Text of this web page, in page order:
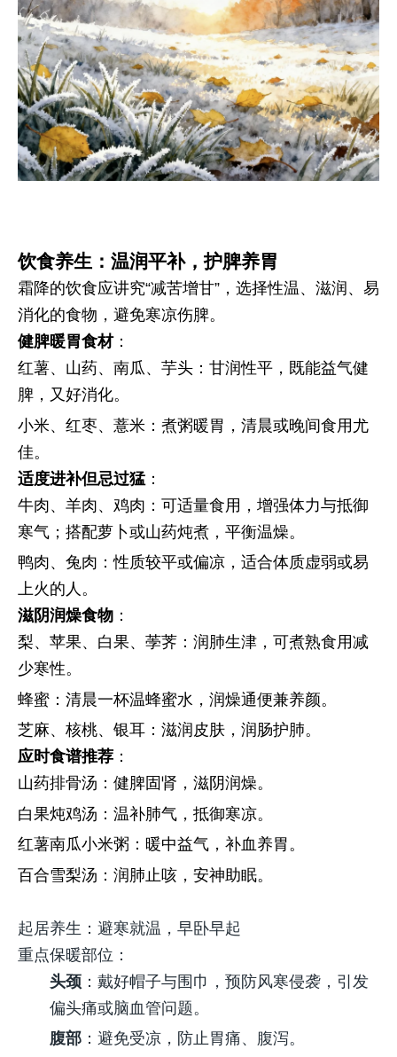
饮食养生：温润平补，护脾养胃
霜降的饮食应讲究“减苦增甘”，选择性温、滋润、易
消化的食物，避免寒凉伤脾。
健脾暖胃食材：
红薯、山药、南瓜、芋头：甘润性平，既能益气健
脾，又好消化。
小米、红枣、薏米：煮粥暖胃，清晨或晚间食用尤
佳。
适度进补但忌过猛 ：
牛肉、羊肉、鸡肉：可适量食用，增强体力与抵御
寒气；搭配萝卜或山药炖煮，平衡温燥。
鸭肉、兔肉：性质较平或偏凉，适合体质虚弱或易
上火的人。
滋阴润燥食物 ：
梨、苹果、白果、荸荠：润肺生津，可煮熟食用减
少寒性。
蜂蜜：清晨一杯温蜂蜜水，润燥通便兼养颜。
芝麻、核桃、银耳：滋润皮肤，润肠护肺。
应时食谱推荐 ：
山药排骨汤：健脾固肾，滋阴润燥。
白果炖鸡汤：温补肺气，抵御寒凉。
红薯南瓜小米粥：暖中益气，补血养胃。
百合雪梨汤：润肺止咳，安神助眠。
起居养生：避寒就温，早卧早起
重点保暖部位 ：
头颈 ：戴好帽子与围巾，预防风寒侵袭，引发
偏头痛或脑血管问题。
腹部 ：避免受凉，防止胃痛、腹泻。